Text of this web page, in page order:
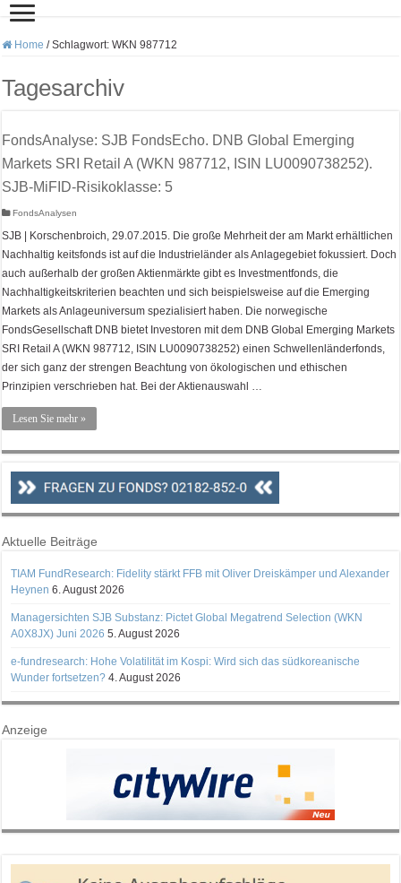
Home / Schlagwort:WKN 987712
Tagesarchiv
FondsAnalyse: SJB FondsEcho. DNB Global Emerging
Markets SRI Retail A (WKN 987712, ISIN LU0090738252).
SJB-MiFID-Risikoklasse: 5
FondsAnalysen
SJB | Korschenbroich, 29.07.2015. Die große Mehrheit der am Markt erhältlichen
Nachhaltig keitsfonds ist auf die Industrieländer als Anlagegebiet fokussiert. Doch
auch außerhalb der großen Aktienmärkte gibt es Investmentfonds, die
Nachhaltigkeitskriterien beachten und sich beispielsweise auf die Emerging
Markets als Anlageuniversum spezialisiert haben. Die norwegische
FondsGesellschaft DNB bietet Investoren mit dem DNB Global Emerging Markets
SRI Retail A (WKN 987712, ISIN LU0090738252) einen Schwellenländerfonds,
der sich ganz der strengen Beachtung von ökologischen und ethischen
Prinzipien verschrieben hat. Bei der Aktienauswahl …
Lesen Sie mehr »
Aktuelle Beiträge
TIAM FundResearch: Fidelity stärkt FFB mit Oliver Dreiskämper und Alexander
Heynen 6. August 2026
Managersichten SJB Substanz: Pictet Global Megatrend Selection (WKN
A0X8JX) Juni 2026 5. August 2026
e-fundresearch: Hohe Volatilität im Kospi: Wird sich das südkoreanische
Wunder fortsetzen? 4. August 2026
Anzeige